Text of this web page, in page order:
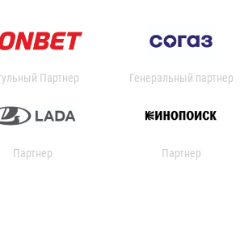
Партнер Генеральный партнер
Партнер Партнер